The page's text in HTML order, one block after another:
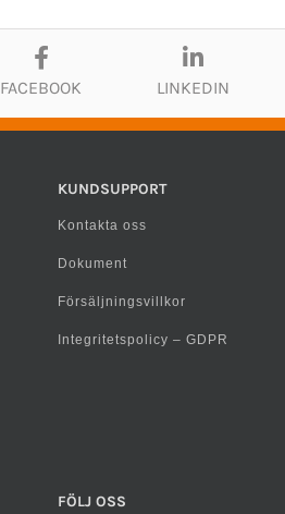
FACEBOOK LINKEDIN
KUNDSUPPORT
Kontakta oss
Dokument
Försäljningsvillkor
Integritetspolicy – GDPR
FÖLJ OSS